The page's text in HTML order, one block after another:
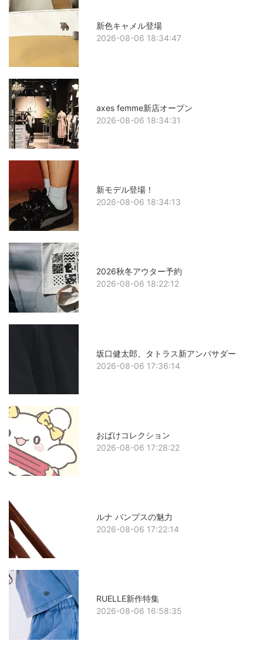
新色キャメル登場
2026-08-06 18:34:47
axes femme新店オープン
2026-08-06 18:34:31
新モデル登場！
2026-08-06 18:34:13
2026秋冬アウター予約
2026-08-06 18:22:12
坂口健太郎、タトラス新アンバサダー
2026-08-06 17:36:14
おばけコレクション
2026-08-06 17:28:22
ルナ パンプスの魅力
2026-08-06 17:22:14
RUELLE新作特集
2026-08-06 16:58:35